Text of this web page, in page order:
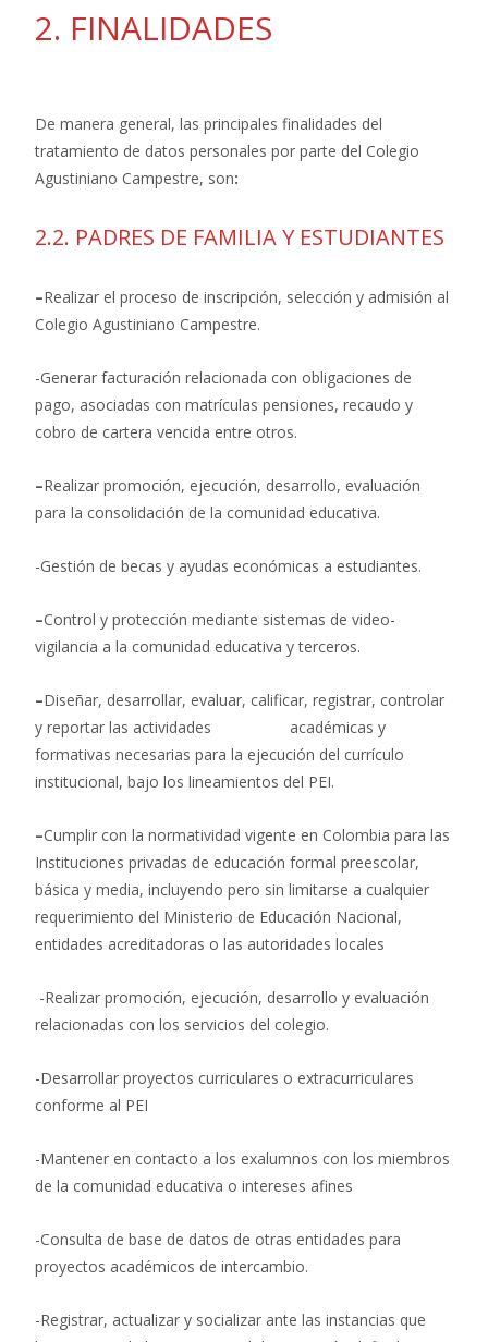
2. FINALIDADES
De manera general, las principales finalidades del
tratamiento de datos personales por parte del Colegio
Agustiniano Campestre, son:
2.2. PADRES DE FAMILIA Y ESTUDIANTES
–Realizar el proceso de inscripción, selección y admisión al
Colegio Agustiniano Campestre.
-Generar facturación relacionada con obligaciones de
pago, asociadas con matrículas pensiones, recaudo y
cobro de cartera vencida entre otros.
–Realizar promoción, ejecución, desarrollo, evaluación
para la consolidación de la comunidad educativa.
-Gestión de becas y ayudas económicas a estudiantes.
–Control y protección mediante sistemas de video-
vigilancia a la comunidad educativa y terceros.
–Diseñar, desarrollar, evaluar, calificar, registrar, controlar
y reportar las actividades académicas y
formativas necesarias para la ejecución del currículo
institucional, bajo los lineamientos del PEI.
–Cumplir con la normatividad vigente en Colombia para las
Instituciones privadas de educación formal preescolar,
básica y media, incluyendo pero sin limitarse a cualquier
requerimiento del Ministerio de Educación Nacional,
entidades acreditadoras o las autoridades locales
-Realizar promoción, ejecución, desarrollo y evaluación
relacionadas con los servicios del colegio.
-Desarrollar proyectos curriculares o extracurriculares
conforme al PEI
-Mantener en contacto a los exalumnos con los miembros
de la comunidad educativa o intereses afines
-Consulta de base de datos de otras entidades para
proyectos académicos de intercambio.
-Registrar, actualizar y socializar ante las instancias que